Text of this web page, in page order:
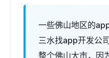
一些佛山地区的
三水找app开发公
整个佛山大市，因